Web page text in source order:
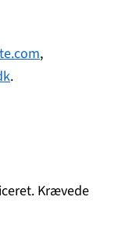
,
.
Krævede